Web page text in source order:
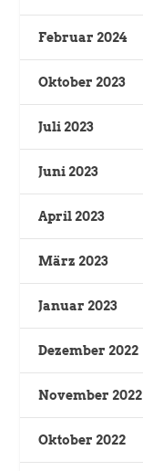
Februar 2024
Oktober 2023
Juli 2023
Juni 2023
April 2023
März 2023
Januar 2023
Dezember 2022
November 2022
Oktober 2022